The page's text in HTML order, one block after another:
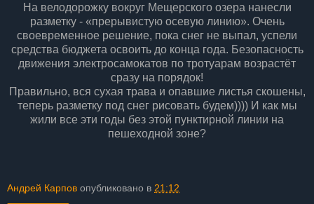
На велодорожку вокруг Мещерского озера нанесли
разметку - «прерывистую осевую линию». Очень
своевременное решение, пока снег не выпал, успели
средства бюджета освоить до конца года. Безопасность
движения электросамокатов по тротуарам возрастёт
сразу на порядок!
Правильно, вся сухая трава и опавшие листья скошены,
теперь разметку под снег рисовать будем)))) И как мы
жили все эти годы без этой пунктирной линии на
пешеходной зоне?
Андрей Карпов опубликовано в 21:12